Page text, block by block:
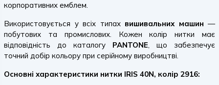
корпоративних емблем.
Використовується у всіх типах вишивальних машин —
побутових та промислових. Кожен колір нитки має
відповідність до каталогу PANTONE, що забезпечує
точний добір кольору при серійному виробництві.
Основні характеристики нитки IRIS 40N, колір 2916: